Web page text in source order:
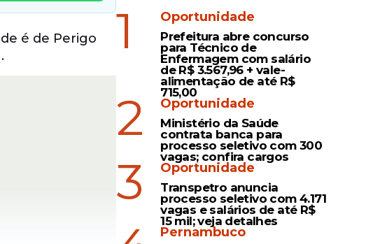
é de Perigo
1 Oportunidade
Prefeitura abre concurso
para Técnico de
Enfermagem com salário
de R$ 3.567,96 + vale-
alimentação de até R$
715,00
2 Oportunidade
Ministério da Saúde
contrata banca para
processo seletivo com 300
vagas; confira cargos
3 Oportunidade
Transpetro anuncia
processo seletivo com 4.171
vagas e salários de até R$
15 mil; veja detalhes
Pernambuco